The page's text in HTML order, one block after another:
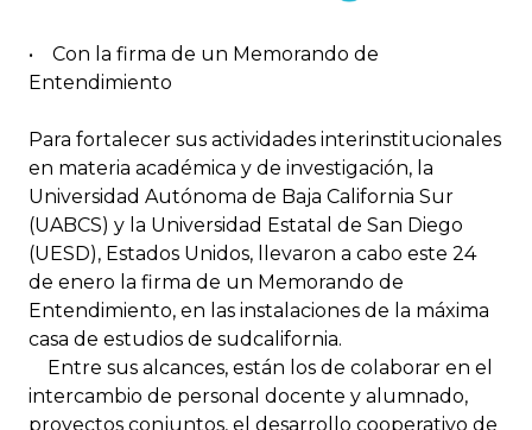
• Con la firma de un Memorando de
Entendimiento
Para fortalecer sus actividades interinstitucionales
en materia académica y de investigación, la
Universidad Autónoma de Baja California Sur
(UABCS) y la Universidad Estatal de San Diego
(UESD), Estados Unidos, llevaron a cabo este 24
de enero la firma de un Memorando de
Entendimiento, en las instalaciones de la máxima
casa de estudios de sudcalifornia.
Entre sus alcances, están los de colaborar en el
intercambio de personal docente y alumnado,
proyectos conjuntos, el desarrollo cooperativo de